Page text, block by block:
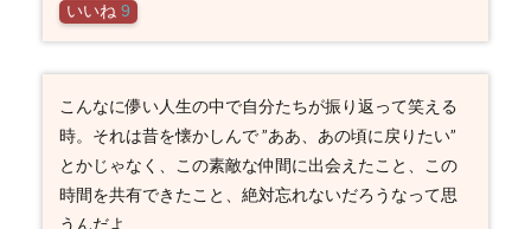
いいね 9
こんなに儚い人生の中で自分たちが振り返って笑える
時。それは昔を懐かしんで ”ああ、あの頃に戻りたい”
とかじゃなく、この素敵な仲間に出会えたこと、この
時間を共有できたこと、絶対忘れないだろうなって思
うんだよ